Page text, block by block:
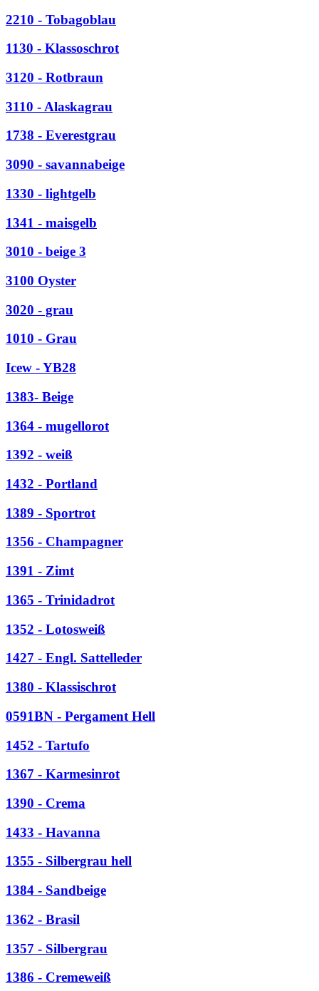
2210 - Tobagoblau
1130 - Klassoschrot
3120 - Rotbraun
3110 - Alaskagrau
1738 - Everestgrau
3090 - savannabeige
1330 - lightgelb
1341 - maisgelb
3010 - beige 3
3100 Oyster
3020 - grau
1010 - Grau
Icew - YB28
1383- Beige
1364 - mugellorot
1392 - weiß
1432 - Portland
1389 - Sportrot
1356 - Champagner
1391 - Zimt
1365 - Trinidadrot
1352 - Lotosweiß
1427 - Engl. Sattelleder
1380 - Klassischrot
0591BN - Pergament Hell
1452 - Tartufo
1367 - Karmesinrot
1390 - Crema
1433 - Havanna
1355 - Silbergrau hell
1384 - Sandbeige
1362 - Brasil
1357 - Silbergrau
1386 - Cremeweiß